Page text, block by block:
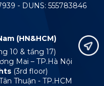
- DUNS: 555783846
(HN&HCM)
10 & tầng 17)
Mai – TP.Hà Nội
(3rd floor)
Thuận - TP.HCM